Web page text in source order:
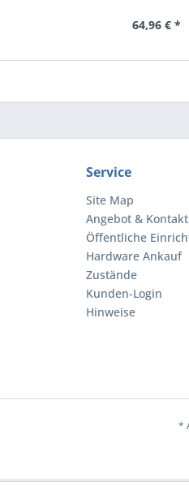
64,96 € *
Service
Site Map
Angebot & Kontakt
Öffentliche
Hardware Ankauf
Zustände
Kunden-Login
Hinweise
*